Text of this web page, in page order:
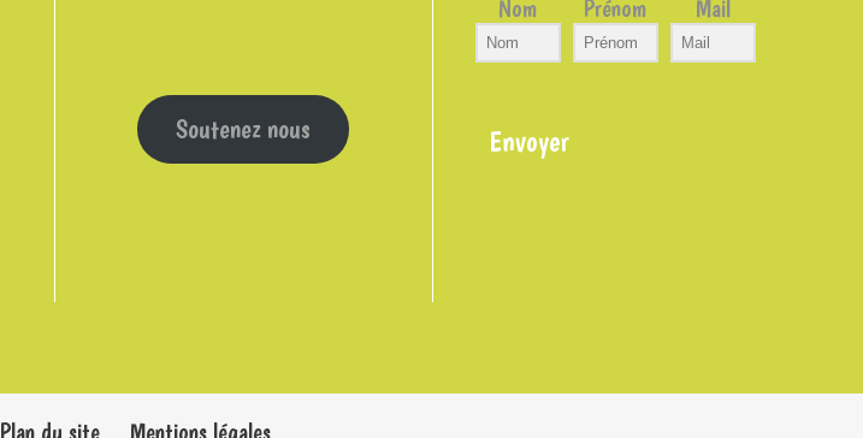
Soutenez nous
Nom Prénom Mail
Envoyer
Plan du site Mentions légales